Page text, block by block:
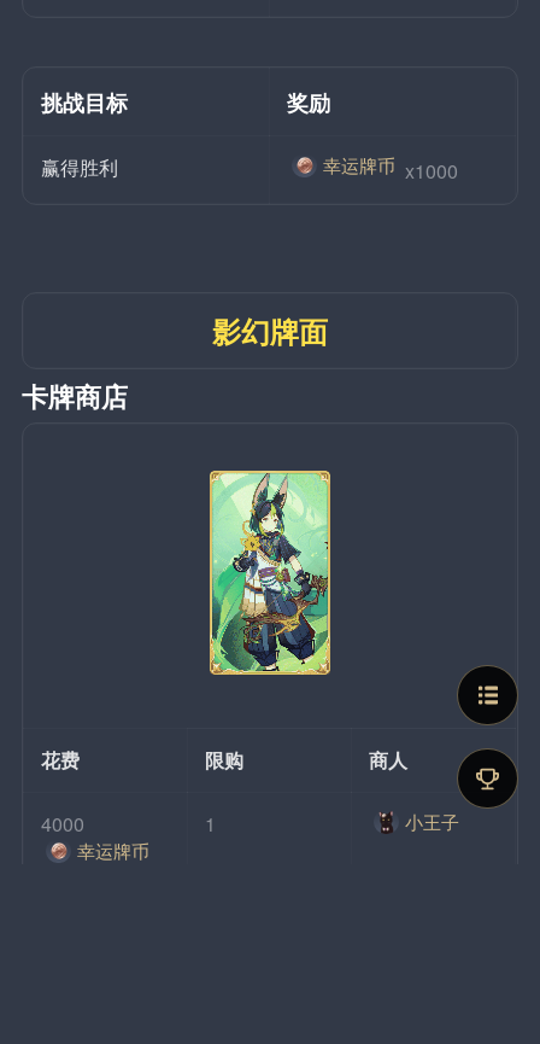
挑战目标 奖励
赢得胜利 幸运牌币 x1000
影幻牌面
卡牌商店
花费 限购 商人
4000
幸运牌币
1 小王子